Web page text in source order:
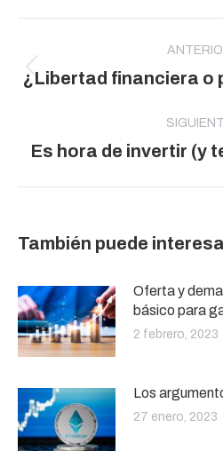
entre
publicaciones
¿Libertad financiera o
Es hora de invertir (y
También puede
Oferta y
básico para
2 febrero, 2023
Los
27 enero, 2023